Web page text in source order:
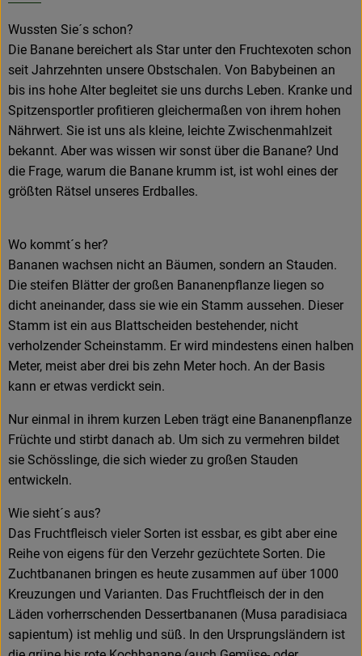
Wussten Sie´s schon?
Die Banane bereichert als Star unter den Fruchtexoten schon
seit Jahrzehnten unsere Obstschalen. Von Babybeinen an
bis ins hohe Alter begleitet sie uns durchs Leben. Kranke und
Spitzensportler profitieren gleichermaßen von ihrem hohen
Nährwert. Sie ist uns als kleine, leichte Zwischenmahlzeit
bekannt. Aber was wissen wir sonst über die Banane? Und
die Frage, warum die Banane krumm ist, ist wohl eines der
größten Rätsel unseres Erdballes.
Wo kommt´s her?
Bananen wachsen nicht an Bäumen, sondern an Stauden.
Die steifen Blätter der großen Bananenpflanze liegen so
dicht aneinander, dass sie wie ein Stamm aussehen. Dieser
Stamm ist ein aus Blattscheiden bestehender, nicht
verholzender Scheinstamm. Er wird mindestens einen halben
Meter, meist aber drei bis zehn Meter hoch. An der Basis
kann er etwas verdickt sein.
Nur einmal in ihrem kurzen Leben trägt eine Bananenpflanze
Früchte und stirbt danach ab. Um sich zu vermehren bildet
sie Schösslinge, die sich wieder zu großen Stauden
entwickeln.
Wie sieht´s aus?
Das Fruchtfleisch vieler Sorten ist essbar, es gibt aber eine
Reihe von eigens für den Verzehr gezüchtete Sorten. Die
Zuchtbananen bringen es heute zusammen auf über 1000
Kreuzungen und Varianten. Das Fruchtfleisch der in den
Läden vorherrschenden Dessertbananen (Musa paradisiaca
sapientum) ist mehlig und süß. In den Ursprungsländern ist